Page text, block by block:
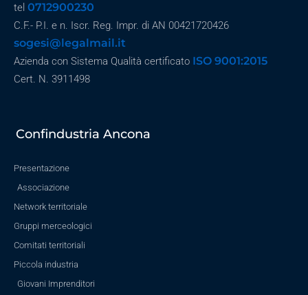
tel 0712900230
C.F.- P.I. e n. Iscr. Reg. Impr. di AN 00421720426
sogesi@legalmail.it
Azienda con Sistema Qualità certificato ISO 9001:2015
Cert. N. 3911498
Confindustria Ancona
Presentazione
Associazione
Network territoriale
Gruppi merceologici
Comitati territoriali
Piccola industria
Giovani Imprenditori